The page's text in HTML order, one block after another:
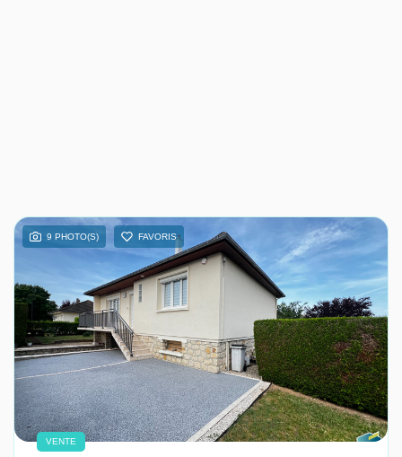
9 PHOTO(S) FAVORIS
VENTE